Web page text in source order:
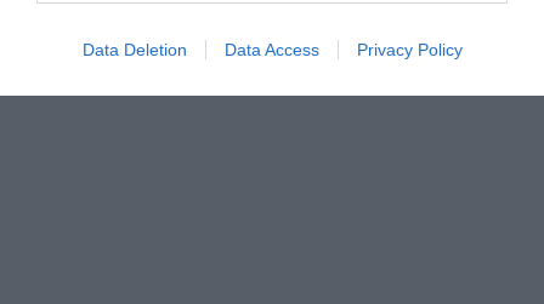
Data Deletion Data Access Privacy Policy